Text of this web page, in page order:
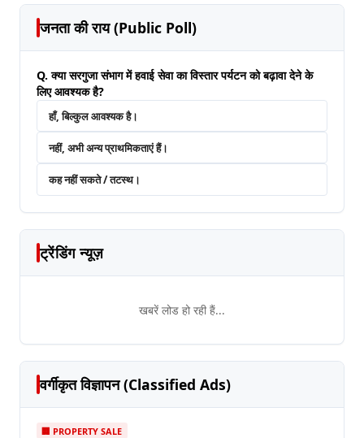
जनता की राय (Public Poll)
Q. क्या सरगुजा संभाग में हवाई सेवा का विस्तार पर्यटन को बढ़ावा देने के
लिए आवश्यक है?
हाँ, बिल्कुल आवश्यक है।
नहीं, अभी अन्य प्राथमिकताएं हैं।
कह नहीं सकते / तटस्थ।
ट्रेंडिंग न्यूज़
खबरें लोड हो रही हैं...
वर्गीकृत विज्ञापन (Classified Ads)
🏢 PROPERTY SALE